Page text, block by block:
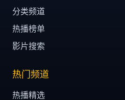
分类频道
热播榜单
影片搜索
热门频道
热播精选